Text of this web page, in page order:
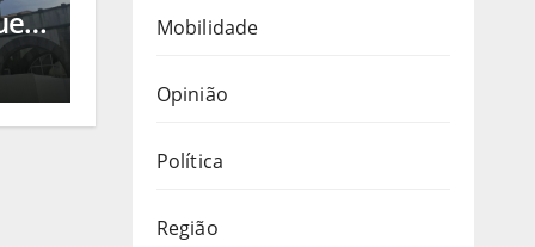
o Mobilidade
Opinião
Política
Região